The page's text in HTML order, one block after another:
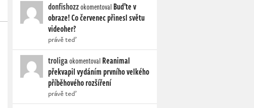
donfishozzokomentoval Buďte v
obraze! Co červenec přinesl světu
videoher?
právě teď
troligaokomentoval Reanimal
překvapil vydáním prvního velkého
příběhového rozšíření
právě teď